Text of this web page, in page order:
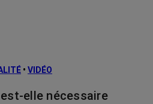
• VIDÉO
elle nécessaire